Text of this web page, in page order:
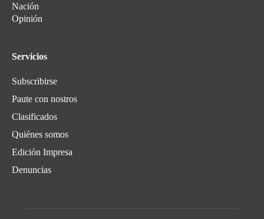
Nación
Opinión
Servicios
Subscribirse
Paute con nostros
Clasificados
Quiénes somos
Edición Impresa
Denuncias